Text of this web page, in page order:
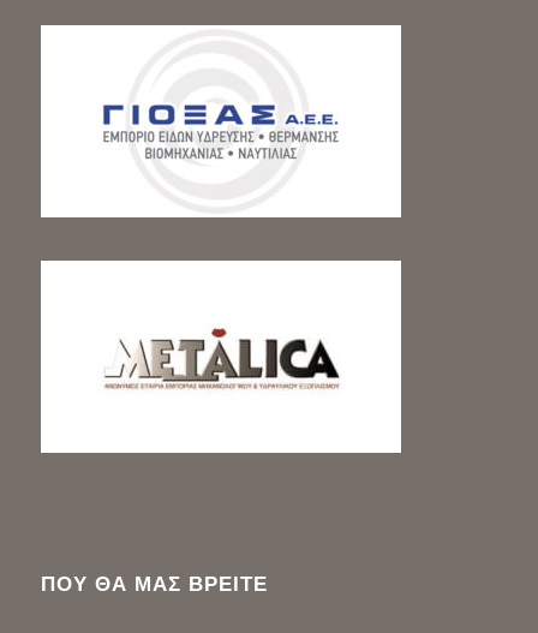
ΠΟΥ ΘΑ ΜΑΣ ΒΡΕΙΤΕ